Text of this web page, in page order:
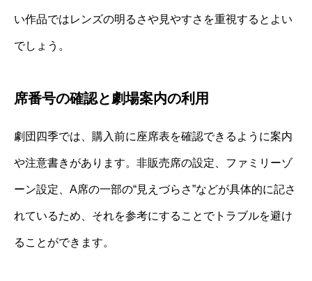
い作品ではレンズの明るさや見やすさを重視するとよい
でしょう。
席番号の確認と劇場案内の利用
劇団四季では、購入前に座席表を確認できるように案内
や注意書きがあります。非販売席の設定、ファミリーゾ
ーン設定、A席の一部の“見えづらさ”などが具体的に記さ
れているため、それを参考にすることでトラブルを避け
ることができます。